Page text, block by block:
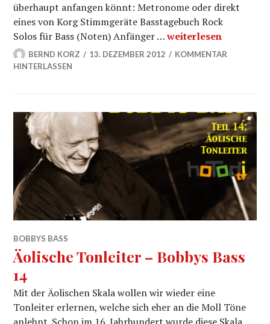
überhaupt anfangen könnt: Metronome oder direkt
eines von Korg Stimmgeräte Basstagebuch Rock
Solos für Bass (Noten) Anfänger …Lokrische Skala –
weiterlesen
BERND KORZ 13. DEZEMBER 2012
KOMMENTAR
HINTERLASSEN
BOBBYS BASS
Äolische Tonleiter – Bobbys Bass
14
Mit der Äolischen Skala wollen wir wieder eine
Tonleiter erlernen, welche sich eher an die Moll Töne